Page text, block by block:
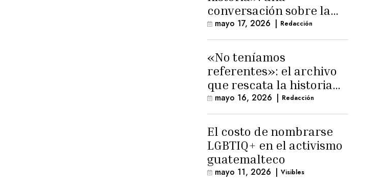
conversación sobre la
memoria trans
masculina
mayo 17, 2026 | Redacción
«No teníamos
referentes»: el archivo
que rescata la historia
trans masculina en
Latinoamérica
mayo 16, 2026 | Redacción
El costo de nombrarse
LGBTIQ+ en el activismo
guatemalteco
mayo 11, 2026 | Visibles